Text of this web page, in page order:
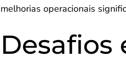
melhorias operacionais